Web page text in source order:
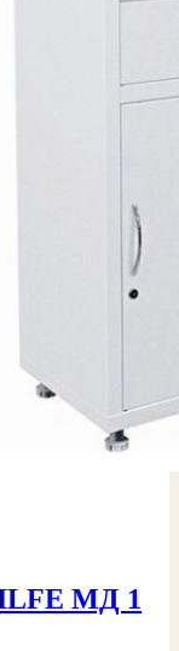
МД 1